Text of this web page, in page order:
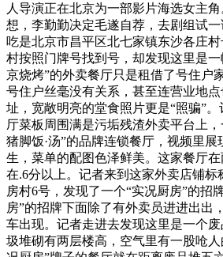
人导演正在北京为一部影片海选女
想，李勤勤决定毛遂自荐，去剧组
吃是北京市昌平区北七家镇东沙各庄
村按照门牌号找到号，却发现这里是
京烧烤”的外卖餐厅只是租借了号住户
号住户丝毫没有关系，甚至连营业地
址，宽敞明亮的堂食照片更是“照骗”
厅菜板周围满是污垢残渣外卖平台上，
猪脚饭·汤”的品牌连锁餐厅，视频里展
生，菜单的配图色泽鲜美。这家餐厅
在.6分以上。记者来到这家外卖店铺标
房村6号，发现了一个“实况厨房”的招
房”的招牌下面除了有外卖员进进出出
车出现。记者走进去发现这里是一个
圾堆砌有两层楼高，空气里有一股呛